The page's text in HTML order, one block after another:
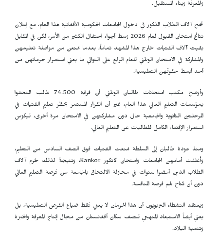
والمعرفة وبناء المستقبل.
نجح آلاف الطلاب الذكور في دخول الجامعات الحكومية الأفغانية هذا العام، مع إعلان
نتائج امتحان القبول لعام 2026 وسط أجواء احتفال الكثير من الأسر، لكن في المقابل
بقيت آلاف الفتيات خارج هذا المشهد تماماً، بعدما مُنعن من مواصلة تعليمهن
والمشاركة في الامتحان الوطني للعام الرابع على التوالي ما يعني استمرار حرمانهن من
أحد أبسط حقوقهن التعليمية.
وأوضح مكتب امتحانات طالبان الوطني أن قرابة 74.500 طالب التحقوا
بمؤسسات التعليم العالي هذا العام، غير أن القرار المستمر بحظر تعليم الفتيات في
المرحلتين الثانوية والجامعية حال دون مشاركتهن في الامتحان مرة أخرى، ليكرّس
استمرار الإقصاء الكامل للطالبات عن التعليم العالي.
ومنذ عودة طالبان إلى السلطة مُنعت الفتيات فوق الصف السادس من التعليم،
وأُغلقت أمامهن الجامعات وامتحان كانكورKankor، ونتيجةً لذلك حُرم آلاف
الطلاب الذين أمضوا سنوات في محاولة الالتحاق بالجامعة من فرصة التعليم العالي
دون أن تُتاح لهم فرصة المنافسة.
ويعتقد النشطاء التربويون أن هذا الحرمان لا يعني فقط ضياع الفرص التعليمية، بل
يعني أيضاً الاستبعاد المنهجي لنصف سكان أفغانستان من مجال إنتاج المعرفة والخبرة
وتنمية البلاد.